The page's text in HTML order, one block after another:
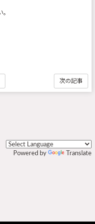
次の記事
Powered by Translate